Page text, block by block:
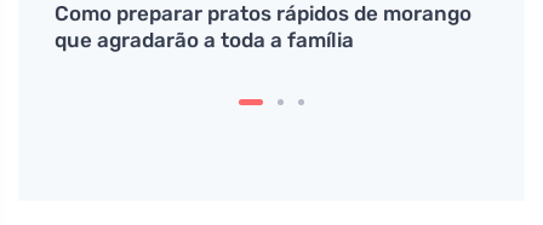
Como preparar pratos rápidos de morango
que agradarão a toda a família